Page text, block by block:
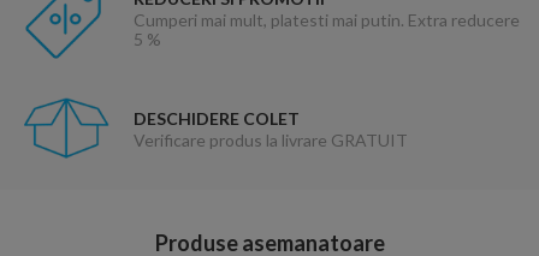
Cumperi mai mult, platesti mai putin. Extra reducere
5 %
DESCHIDERE COLET
Verificare produs la livrare GRATUIT
Produse asemanatoare